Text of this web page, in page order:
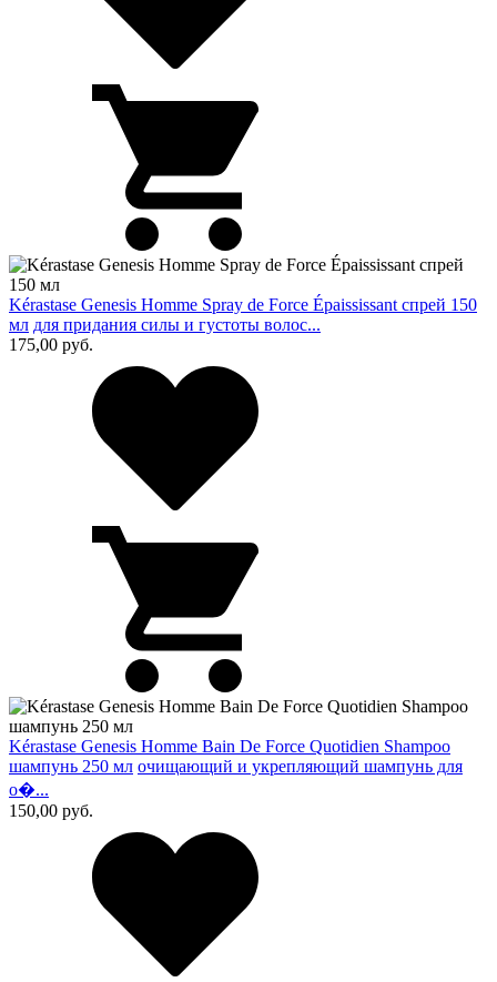
Kérastase Genesis Homme Spray de Force Épaississant спрей 150
мл для придания силы и густоты волос...
175,00 руб.
Kérastase Genesis Homme Bain De Force Quotidien Shampoo
шампунь 250 мл очищающий и укрепляющий шампунь для
о�...
150,00 руб.